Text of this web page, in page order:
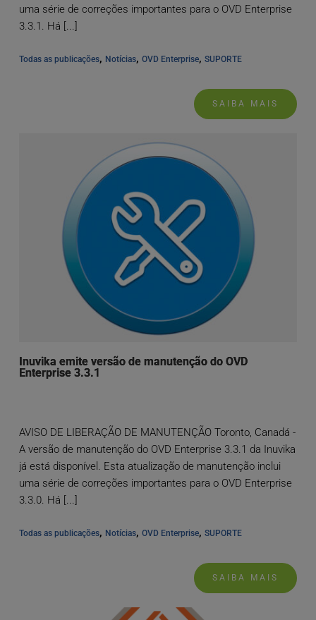
uma série de correções importantes para o OVD Enterprise
3.3.1. Há [...]
Todas as publicações, Notícias, OVD Enterprise, SUPORTE
SAIBA MAIS
Inuvika emite versão de manutenção do OVD
Enterprise 3.3.1
AVISO DE LIBERAÇÃO DE MANUTENÇÃO Toronto, Canadá -
A versão de manutenção do OVD Enterprise 3.3.1 da Inuvika
já está disponível. Esta atualização de manutenção inclui
uma série de correções importantes para o OVD Enterprise
3.3.0. Há [...]
Todas as publicações, Notícias, OVD Enterprise, SUPORTE
SAIBA MAIS